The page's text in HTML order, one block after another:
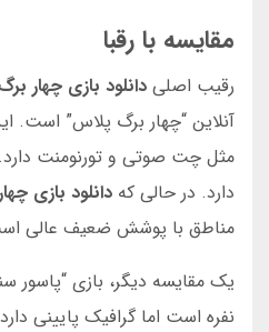
مقایسه با رقبا
رقیب اصلی دانلود بازی چهار
آنلاین “چهار برگ پلاس” است.
مثل چت صوتی و تورنومنت دارد.
دارد. در حالی که دانلود بازی
مناطق با پوشش ضعیف عالی
یک مقایسه دیگر، بازی “پاسور
نفره است اما گرافیک پایینی